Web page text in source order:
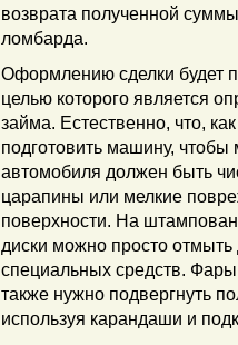
возврата полученной
ломбарда.
Оформлению сделки будет
целью которого является
займа. Естественно, что,
подготовить машину, чтобы
автомобиля должен быть
царапины или мелкие
поверхности. На
диски можно просто
специальных средств.
также нужно подвергнуть
используя карандаши и